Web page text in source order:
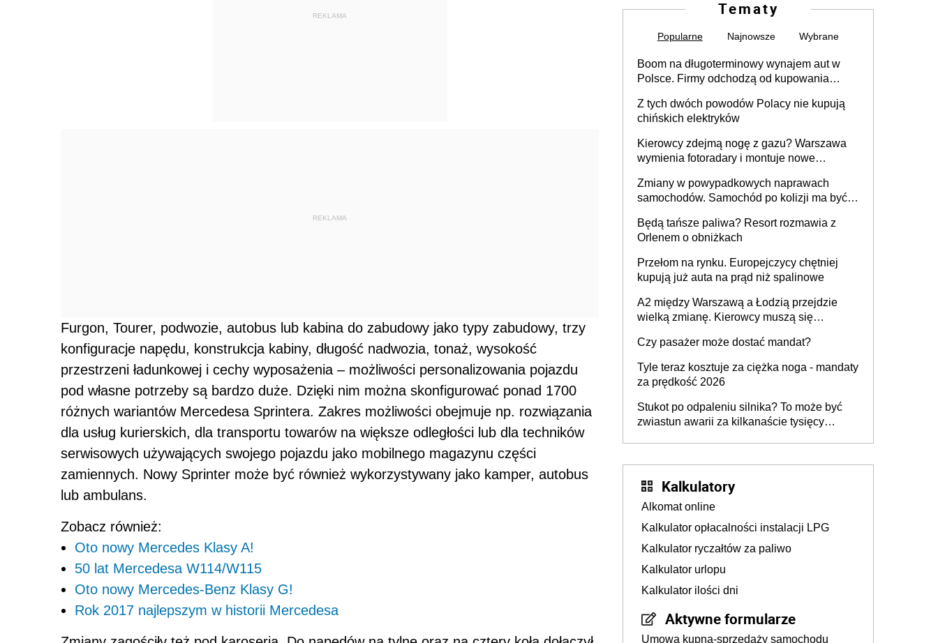
REKLAMA
REKLAMA
Furgon, Tourer, podwozie, autobus lub kabina do zabudowy jako typy zabudowy, trzy
konfiguracje napędu, konstrukcja kabiny, długość nadwozia, tonaż, wysokość
przestrzeni ładunkowej i cechy wyposażenia – możliwości personalizowania pojazdu
pod własne potrzeby są bardzo duże. Dzięki nim można skonfigurować ponad 1700
różnych wariantów Mercedesa Sprintera. Zakres możliwości obejmuje np. rozwiązania
dla usług kurierskich, dla transportu towarów na większe odległości lub dla techników
serwisowych używających swojego pojazdu jako mobilnego magazynu części
zamiennych. Nowy Sprinter może być również wykorzystywany jako kamper, autobus
lub ambulans.
Zobacz również:
Oto nowy Mercedes Klasy A!
50 lat Mercedesa W114/W115
Oto nowy Mercedes-Benz Klasy G!
Rok 2017 najlepszym w historii Mercedesa
Tematy
Popularne Najnowsze Wybrane
Boom na długoterminowy wynajem aut w
Polsce. Firmy odchodzą od kupowania
Z tych dwóch powodów Polacy nie kupują
chińskich elektryków
Kierowcy zdejmą nogę z gazu? Warszawa
wymienia fotoradary i montuje nowe
Zmiany w powypadkowych naprawach
samochodów. Samochód po kolizji ma być
technologią producenta
Będą tańsze paliwa? Resort rozmawia z
Orlenem o obniżkach
Przełom na rynku. Europejczycy chętniej
kupują już auta na prąd niż spalinowe
A2 między Warszawą a Łodzią przejdzie
wielką zmianę. Kierowcy muszą się
Czy pasażer może dostać mandat?
Tyle teraz kosztuje za ciężka noga - mandaty
za prędkość 2026
Stukot po odpaleniu silnika? To może być
zwiastun awarii za kilkanaście tysięcy
Kalkulatory
Alkomat online
Kalkulator opłacalności instalacji LPG
Kalkulator ryczałtów za paliwo
Kalkulator urlopu
Kalkulator ilości dni
Aktywne formularze
Umowa kupna-sprzedaży samochodu